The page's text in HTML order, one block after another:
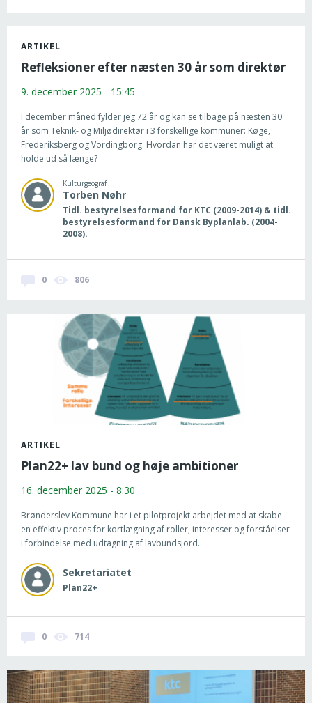
ARTIKEL
Refleksioner efter næsten 30 år som direktør
9. december 2025 - 15:45
I december måned fylder jeg 72 år og kan se tilbage på næsten 30
år som Teknik- og Miljødirektør i 3 forskellige kommuner: Køge,
Frederiksberg og Vordingborg. Hvordan har det været muligt at
holde ud så længe?
Kulturgeograf
Torben Nøhr
Tidl. bestyrelsesformand for KTC (2009-2014) & tidl.
bestyrelsesformand for Dansk Byplanlab. (2004-
2008).
0 806
ARTIKEL
Plan22+ lav bund og høje ambitioner
16. december 2025 - 8:30
Brønderslev Kommune har i et pilotprojekt arbejdet med at skabe
en effektiv proces for kortlægning af roller, interesser og forståelser
i forbindelse med udtagning af lavbundsjord.
Sekretariatet
Plan22+
0 714